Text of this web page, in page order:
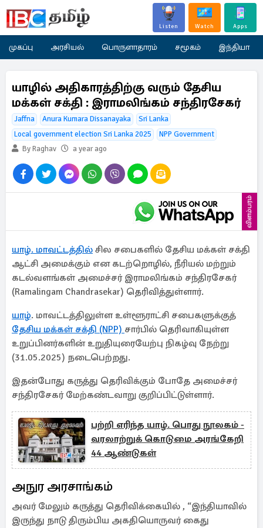
Listen Watch Apps
முகப்பு அரசியல் பொருளாதாரம் சமூகம் இந்தியா
யாழில் அதிகாரத்திற்கு வரும் தேசிய
மக்கள் சக்தி : இராமலிங்கம் சந்திரசேகர்
Jaffna Anura Kumara Dissanayaka
Sri Lanka
Local government election Sri Lanka 2025
NPP Government
By Raghav
a year ago
விளம்பரம்
யாழ். மாவட்டத்தில் சில சபைகளில் தேசிய மக்கள் சக்தி
ஆட்சி அமைக்கும் என கடற்றொழில், நீரியல் மற்றும்
கடல்வளங்கள் அமைச்சர் இராமலிங்கம் சந்திரசேகர்
(Ramalingam Chandrasekar) தெரிவித்துள்ளார்.
யாழ். மாவட்டத்திலுள்ள உள்ளூராட்சி சபைகளுக்குத்
தேசிய மக்கள் சக்தி (NPP) சார்பில் தெரிவாகியுள்ள
உறுப்பினர்களின் உறுதியுரையேற்பு நிகழ்வு நேற்று
(31.05.2025) நடைபெற்றது.
இதன்போது கருத்து தெரிவிக்கும் போதே அமைச்சர்
சந்திரசேகர் மேற்கண்டவாறு குறிப்பிட்டுள்ளார்.
பற்றி எரிந்த யாழ். பொது நூலகம் -
வரலாற்றுக் கொடுமை அரங்கேறி
44 ஆண்டுகள்
அநுர அரசாங்கம்
அவர் மேலும் கருத்து தெரிவிக்கையில் , “இந்தியாவில்
இருந்து நாடு திரும்பிய அகதியொருவர் கைது